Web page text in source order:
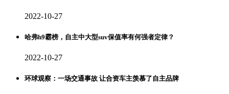
2022-10-27
哈弗h9霸榜，自主中大型suv保值率有何强者定律？
2022-10-27
环球观察：一场交通事故 让合资车主羡慕了自主品牌